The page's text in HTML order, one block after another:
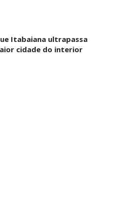
Itabaiana ultrapassa
cidade do interior